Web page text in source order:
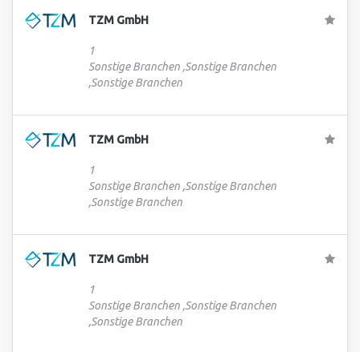
TZM GmbH
1
Sonstige Branchen ,Sonstige Branchen
,Sonstige Branchen
TZM GmbH
1
Sonstige Branchen ,Sonstige Branchen
,Sonstige Branchen
TZM GmbH
1
Sonstige Branchen ,Sonstige Branchen
,Sonstige Branchen